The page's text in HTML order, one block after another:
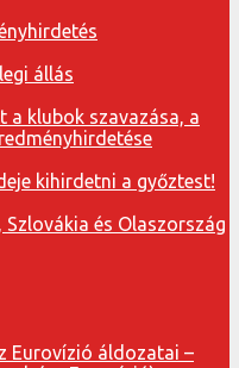
állás
a klubok szavazása, a
kihirdetni a győztest!
Szlovákia és Olaszország
Eurovízió áldozatai –